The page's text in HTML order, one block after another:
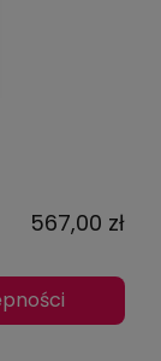
567,00 zł